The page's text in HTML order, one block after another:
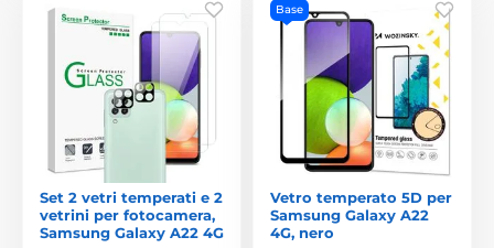
Set 2 vetri temperati e 2
vetrini per fotocamera,
Samsung Galaxy A22 4G
Base
Vetro temperato 5D per
Samsung Galaxy A22
4G, nero